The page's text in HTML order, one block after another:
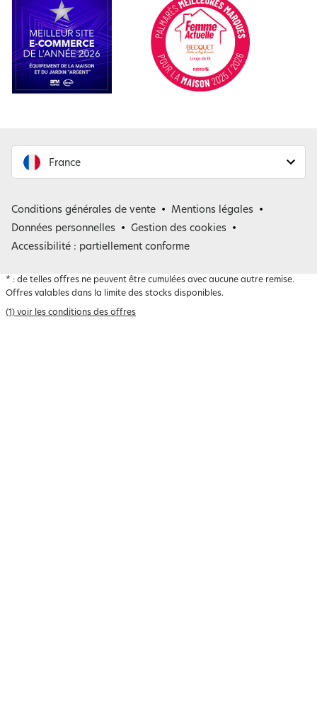
France
Belgique
Conditions générales de vente
Mentions légales
Données personnelles
Gestion des cookies
Accessibilité : partiellement conforme
* : de telles offres ne peuvent être cumulées avec aucune autre remise.
Offres valables dans la limite des stocks disponibles.
(1) voir les conditions des offres